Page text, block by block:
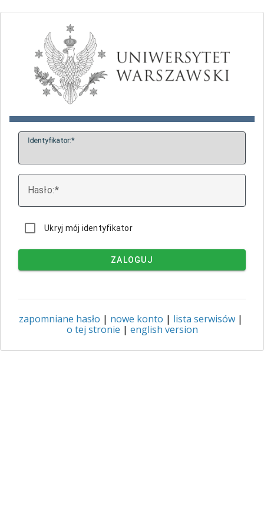
Identyfikator:
Hasło:
Ukryj mój identyfikator
ZALOGUJ
zapomniane hasło | nowe konto | lista serwisów |
o tej stronie | english version